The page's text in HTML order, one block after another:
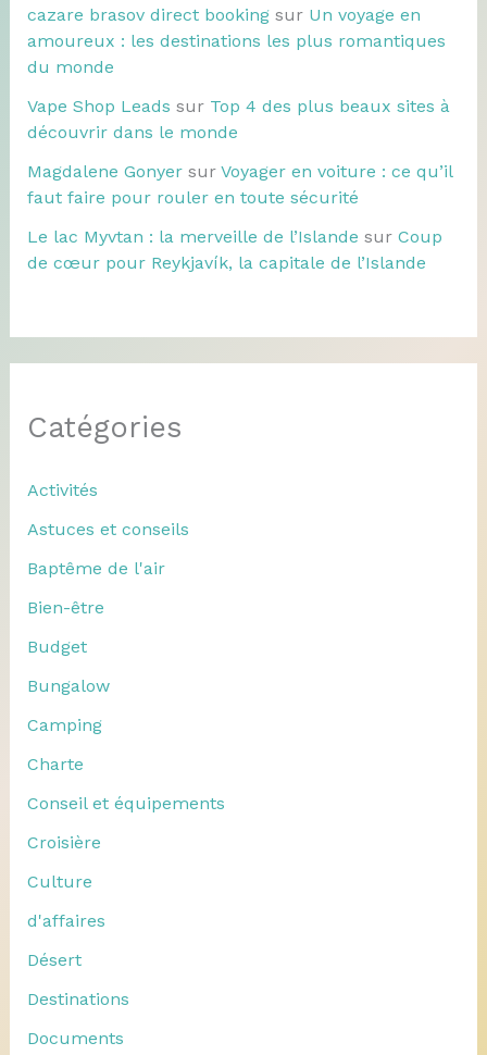
cazare brasov direct bookingsur Un voyage en
amoureux : les destinations les plus romantiques
du monde
Vape Shop Leads sur Top 4 des plus beaux sites à
découvrir dans le monde
Magdalene Gonyersur Voyager en voiture : ce qu’il
faut faire pour rouler en toute sécurité
Le lac Myvtan : la merveille de l’Islande sur Coup
de cœur pour Reykjavík, la capitale de l’Islande
Catégories
Activités
Astuces et conseils
Baptême de l'air
Bien-être
Budget
Bungalow
Camping
Charte
Conseil et équipements
Croisière
Culture
d'affaires
Désert
Destinations
Documents